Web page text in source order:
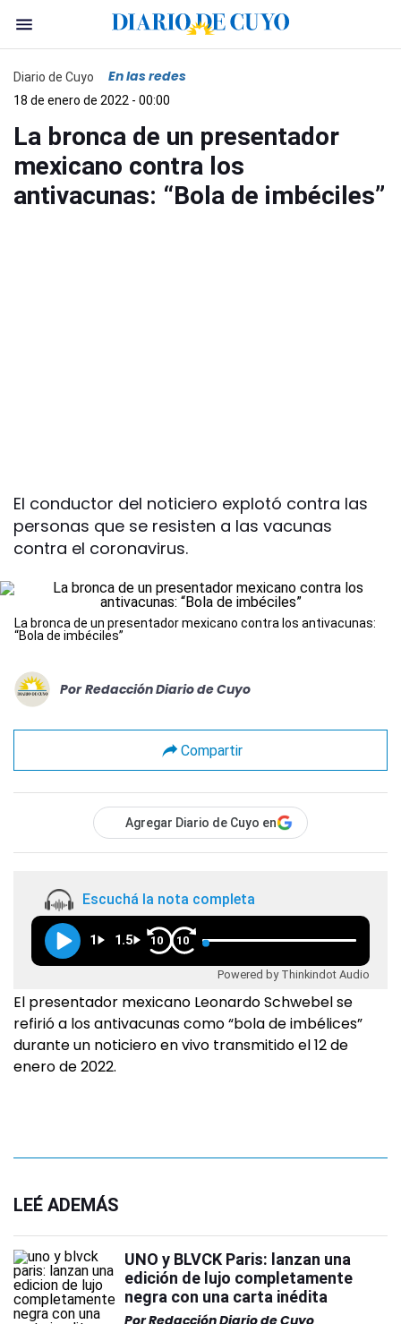
Diario de Cuyo En las redes
18 de enero de 2022 - 00:00
La bronca de un presentador
mexicano contra los
antivacunas: “Bola de imbéciles”
El conductor del noticiero explotó contra las
personas que se resisten a las vacunas
contra el coronavirus.
La bronca de un presentador mexicano contra los antivacunas:
“Bola de imbéciles”
Por Redacción Diario de Cuyo
Compartir
Agregar Diario de Cuyo en
Escuchá la nota completa
1 1.5 10 10
Powered by Thinkindot Audio
El presentador mexicano Leonardo Schwebel se
refirió a los antivacunas como “bola de imbélices”
durante un noticiero en vivo transmitido el 12 de
enero de 2022.
LEÉ ADEMÁS
UNO y BLVCK Paris: lanzan una
edición de lujo completamente
negra con una carta inédita
PorRedacción Diario de Cuyo